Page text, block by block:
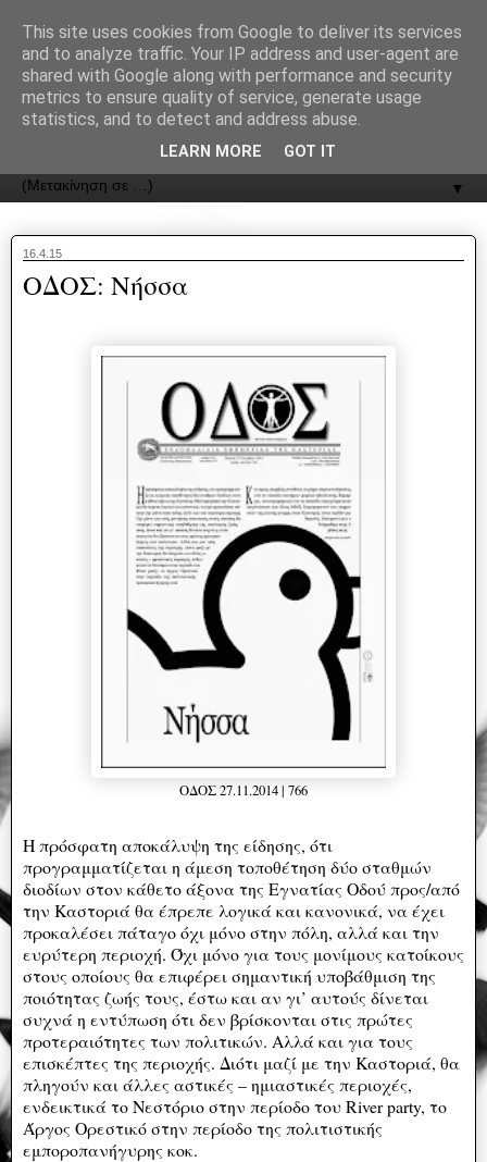
ΟΔΟΣ
▼
16.4.15
ΟΔΟΣ: Νήσσα
ΟΔΟΣ 27.11.2014 | 766
Η πρόσφατη αποκάλυψη της είδησης, ότι
προγραμματίζεται η άμεση τοποθέτηση δύο σταθμών
διοδίων στον κάθετο άξονα της Εγνατίας Οδού προς/από
την Καστοριά θα έπρεπε λογικά και κανονικά, να έχει
προκαλέσει πάταγο όχι μόνο στην πόλη, αλλά και την
ευρύτερη περιοχή. Όχι μόνο για τους μονίμους κατοίκους
στους οποίους θα επιφέρει σημαντική υποβάθμιση της
ποιότητας ζωής τους, έστω και αν γι’ αυτούς δίνεται
συχνά η εντύπωση ότι δεν βρίσκονται στις πρώτες
προτεραιότητες των πολιτικών. Αλλά και για τους
επισκέπτες της περιοχής. Διότι μαζί με την Καστοριά, θα
πληγούν και άλλες αστικές – ημιαστικές περιοχές,
ενδεικτικά το Νεστόριο στην περίοδο του River party, το
Άργος Ορεστικό στην περίοδο της πολιτιστικής
εμποροπανήγυρης κοκ.
This site uses cookies from Google to deliver its services
and to analyze traffic. Your IP address and user-agent are
shared with Google along with performance and security
metrics to ensure quality of service, generate usage
statistics, and to detect and address abuse.
LEARN MORE GOT IT